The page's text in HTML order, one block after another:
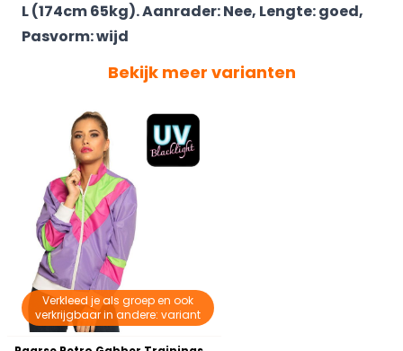
L (174cm 65kg). Aanrader: Nee, Lengte: goed,
Pasvorm: wijd
Bekijk meer varianten
Verkleed je als groep en ook
verkrijgbaar in andere: variant